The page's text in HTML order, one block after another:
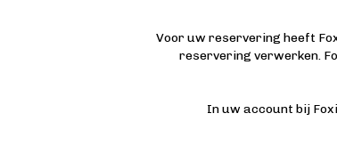
Voor uw reservering heeft
reservering verwerken.
In uw account bij